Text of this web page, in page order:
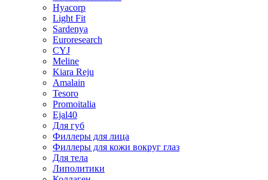
Hyacorp
Light Fit
Sardenya
Euroresearch
CYJ
Meline
Kiara Reju
Amalain
Tesoro
Promoitalia
Ejal40
Для губ
Филлеры для лица
Филлеры для кожи вокруг глаз
Для тела
Липолитики